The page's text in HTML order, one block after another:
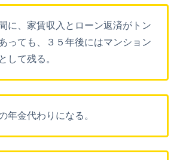
に、家賃収入とローン返済がトン
っても、３５年後にはマンション
して残る。
年金代わりになる。